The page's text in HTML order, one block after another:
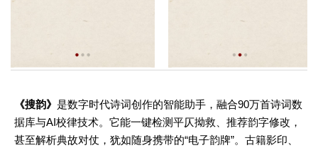
《搜韵》 是数字时代诗词创作的智能助手，融合90万首诗词数
据库与AI校律技术。它能一键检测平仄拗救、推荐韵字修改，
甚至解析典故对仗，犹如随身携带的“电子韵牌”。古籍影印、